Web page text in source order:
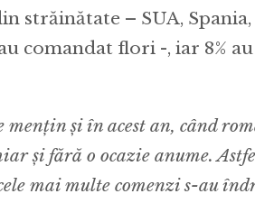
străinătate – SUA,
comandat flori -, iar 8%
mențin și în acest an, când
și fără o ocazie anume.
mai multe comenzi s-au